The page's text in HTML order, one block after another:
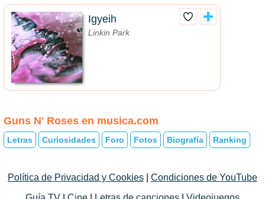
Igyeih
Linkin Park
Guns N' Roses en musica.com
Letras Curiosidades Foro Fotos Biografía Ranking
Política de Privacidad y Cookies
Condiciones de YouTube